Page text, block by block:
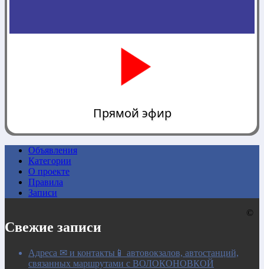
0:00
Прямой эфир
Объявления
Категории
О проекте
Правила
Записи
Свежие записи
Адреса ✉ и контакты📱 автовокзалов, автостанций,
связанных маршрутами с ВОЛОКОНОВКОЙ
©